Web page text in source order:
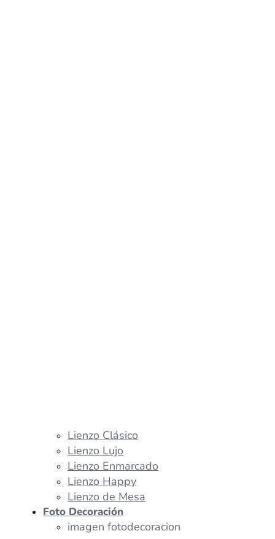
Lienzo Clásico
Lienzo Lujo
Lienzo Enmarcado
Lienzo Happy
Lienzo de Mesa
Foto Decoración
imagen fotodecoracion